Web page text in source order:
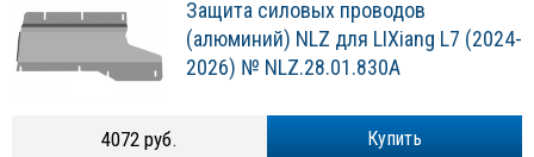
Защита силовых проводов
(алюминий) NLZ для LIXiang L7 (2024-
2026) № NLZ.28.01.830A
Купить
4072 руб.